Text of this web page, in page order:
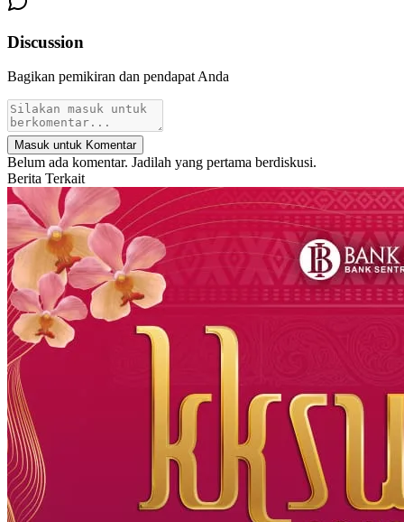
Discussion
Bagikan pemikiran dan pendapat Anda
Masuk untuk Komentar
Belum ada komentar. Jadilah yang pertama berdiskusi.
Berita Terkait